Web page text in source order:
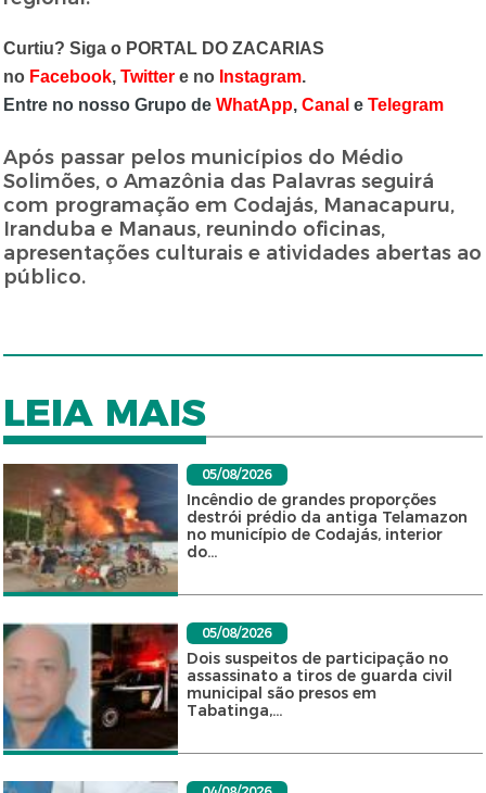
Curtiu? Siga o PORTAL DO ZACARIAS
no Facebook,Twitter e no Instagram.
Entre no nosso Grupo deWhatApp,Canal eTelegram
Após passar pelos municípios do Médio
Solimões, o Amazônia das Palavras seguirá
com programação em Codajás, Manacapuru,
Iranduba e Manaus, reunindo oficinas,
apresentações culturais e atividades abertas ao
público.
LEIA MAIS
05/08/2026
Incêndio de grandes proporções
destrói prédio da antiga Telamazon
no município de Codajás, interior
do...
05/08/2026
Dois suspeitos de participação no
assassinato a tiros de guarda civil
municipal são presos em
Tabatinga,...